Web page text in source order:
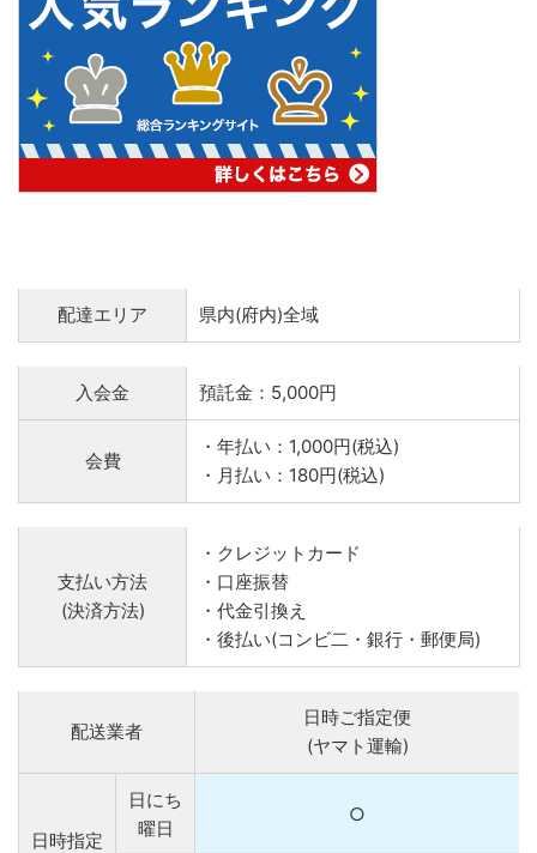
配達エリア 県内(府内)全域
入会金 預託金：5,000円
会費
・年払い：1,000円(税込)
・月払い：180円(税込)
支払い方法
(決済方法)
・クレジットカード
・口座振替
・代金引換え
・後払い(コンビ二・銀行・郵便局)
配送業者
日時ご指定便
(ヤマト運輸)
日時指定
日にち
曜日
○